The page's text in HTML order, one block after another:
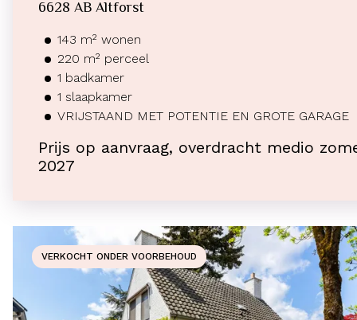
6628 AB Altforst
143 m² wonen
220 m² perceel
1 badkamer
1 slaapkamer
VRIJSTAAND MET POTENTIE EN GROTE GARAGE
Prijs op aanvraag, overdracht medio
2027
VERKOCHT ONDER VOORBEHOUD